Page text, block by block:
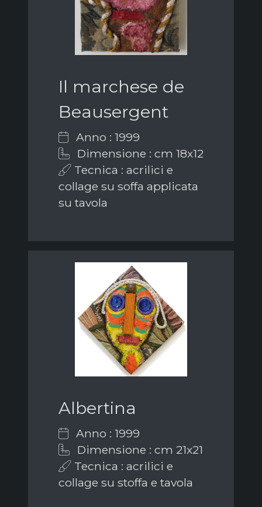
Il marchese de
Beausergent
Anno : 1999
Dimensione : cm 18x12
Tecnica : acrilici e
collage su soffa applicata
su tavola
Albertina
Anno : 1999
Dimensione : cm 21x21
Tecnica : acrilici e
collage su stoffa e tavola